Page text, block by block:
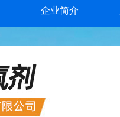
企业简介